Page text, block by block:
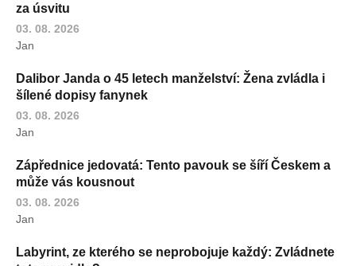
za úsvitu
03. 08. 2026
Jan
Dalibor Janda o 45 letech manželství: Žena zvládla i
šílené dopisy fanynek
03. 08. 2026
Jan
Zápřednice jedovatá: Tento pavouk se šíří Českem a
může vás kousnout
03. 08. 2026
Jan
Labyrint, ze kterého se neprobojuje každý: Zvládnete